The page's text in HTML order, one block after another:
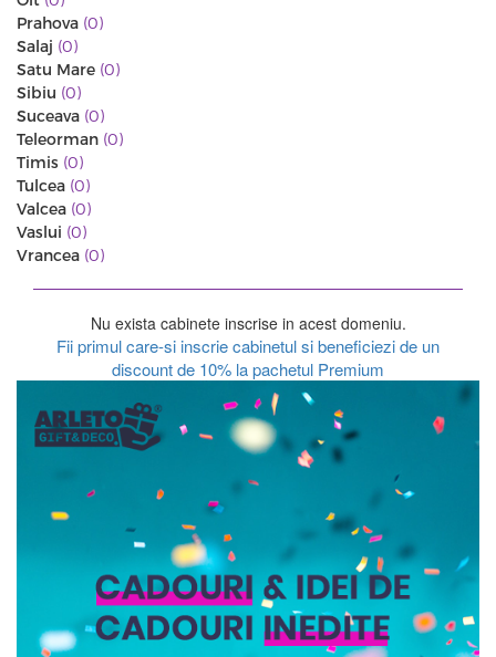
Prahova (0)
Salaj (0)
Satu Mare (0)
Sibiu (0)
Suceava (0)
Teleorman (0)
Timis (0)
Tulcea (0)
Valcea (0)
Vaslui (0)
Vrancea (0)
Nu exista cabinete inscrise in acest domeniu.
Fii primul care-si inscrie cabinetul si beneficiezi de un
discount de 10% la pachetul Premium